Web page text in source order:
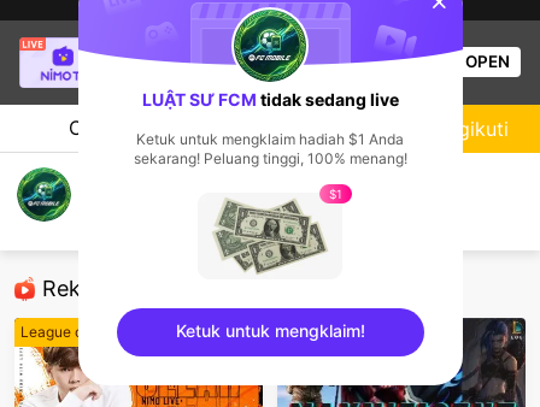
sedang siaran langsung!
League of Legends
5.4k Penonton OPEN
Chat Streamer
Rekomendasi
League of Legends Dota 2
Mengikuti
LUẬT SƯ FCM tidak sedang live
Ketuk untuk mengklaim hadiah $1 Anda
sekarang! Peluang tinggi, 100% menang!
$1
Ketuk untuk mengklaim!
sentinelEnd